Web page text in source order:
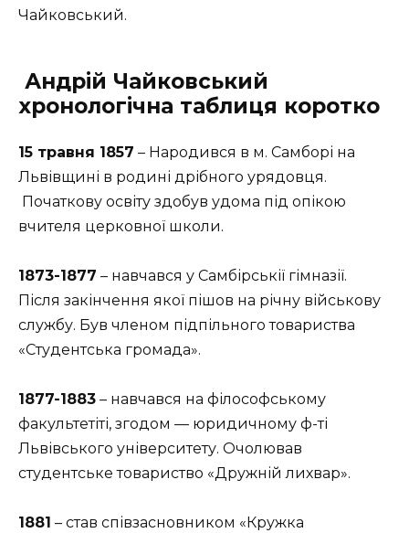
Чайковський.
Андрій Чайковський
хронологічна таблиця коротко
15 травня 1857 – Народився в м. Самборі на
Львівщині в родині дрібного урядовця.
Початкову освіту здобув удома під опікою
вчителя церковної школи.
1873-1877 – навчався у Самбірськії гімназії.
Після закінчення якої пішов на річну військову
службу. Був членом підпільного товариства
«Студентська громада».
1877-1883 – навчався на філософському
факультетіті, згодом — юридичному ф-ті
Львівського університету. Очолював
студентське товариство «Дружній лихвар».
1881 – став співзасновником «Кружка